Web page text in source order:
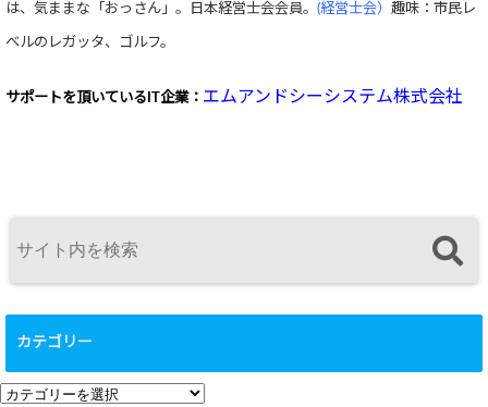
は、気ままな「おっさん」。日本経営士会会員。 (経営士会） 趣味：市民レ
ベルのレガッタ、ゴルフ。
サポートを頂いている IT企業： エムアンドシーシステム株式会社
カテゴリー
カ